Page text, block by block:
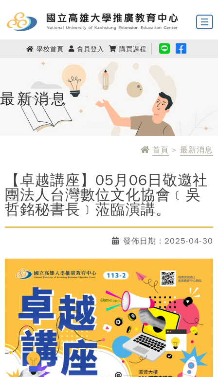
學校首頁 會員登入 購買課程
最新消息
首頁 > 最新消息
【卓越講座】05月06日敬邀社
團法人台灣數位文化協會﹝吳
哲銘秘書長﹞蒞臨演講。
發佈日期：2025-04-30